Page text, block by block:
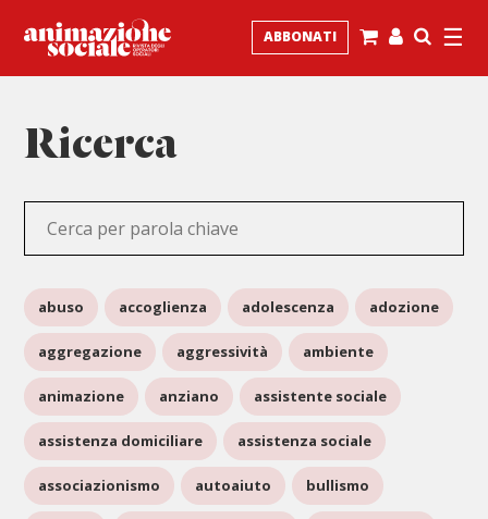
ABBONATI ☰
Ricerca
abuso accoglienza adolescenza adozione
aggregazione aggressività ambiente
animazione anziano assistente sociale
assistenza domiciliare assistenza sociale
associazionismo autoaiuto bullismo